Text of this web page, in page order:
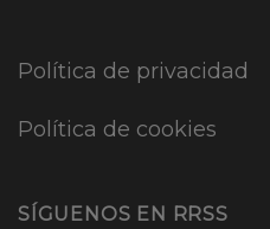
Política de privacidad
Política de cookies
SÍGUENOS EN RRSS